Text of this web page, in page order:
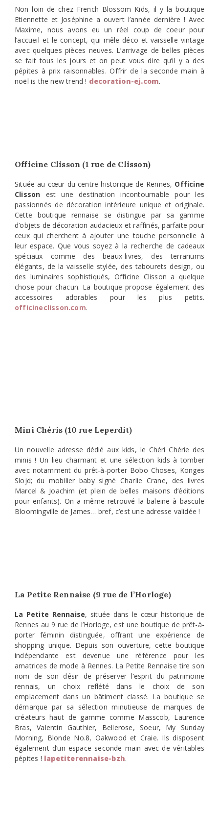
Non loin de chez French Blossom Kids, il y la boutique
Etiennette et Joséphine a ouvert l’année dernière ! Avec
Maxime, nous avons eu un réel coup de coeur pour
l’accueil et le concept, qui mêle déco et vaisselle vintage
avec quelques pièces neuves. L’arrivage de belles pièces
se fait tous les jours et on peut vous dire qu’il y a des
pépites à prix raisonnables. Offrir de la seconde main à
noël is the new trend ! decoration-ej.com.
Officine Clisson (1 rue de Clisson)
Située au cœur du centre historique de Rennes, Officine
Clisson est une destination incontournable pour les
passionnés de décoration intérieure unique et originale.
Cette boutique rennaise se distingue par sa gamme
d’objets de décoration audacieux et raffinés, parfaite pour
ceux qui cherchent à ajouter une touche personnelle à
leur espace. Que vous soyez à la recherche de cadeaux
spéciaux comme des beaux-livres, des terrariums
élégants, de la vaisselle stylée, des tabourets design, ou
des luminaires sophistiqués, Officine Clisson a quelque
chose pour chacun. La boutique propose également des
accessoires adorables pour les plus petits.
officineclisson.com.
Mini Chéris (10 rue Leperdit)
Un nouvelle adresse dédié aux kids, le Chéri Chérie des
minis ! Un lieu charmant et une sélection kids à tomber
avec notamment du prêt-à-porter Bobo Choses, Konges
Slojd; du mobilier baby signé Charlie Crane, des livres
Marcel & Joachim (et plein de belles maisons d’éditions
pour enfants). On a même retrouvé la baleine à bascule
Bloomingville de James… bref, c’est une adresse validée !
La Petite Rennaise (9 rue de l’Horloge)
La Petite Rennaise, située dans le cœur historique de
Rennes au 9 rue de l’Horloge, est une boutique de prêt-à-
porter féminin distinguée, offrant une expérience de
shopping unique. Depuis son ouverture, cette boutique
indépendante est devenue une référence pour les
amatrices de mode à Rennes. La Petite Rennaise tire son
nom de son désir de préserver l’esprit du patrimoine
rennais, un choix reflété dans le choix de son
emplacement dans un bâtiment classé. La boutique se
démarque par sa sélection minutieuse de marques de
créateurs haut de gamme comme Masscob, Laurence
Bras, Valentin Gauthier, Bellerose, Soeur, My Sunday
Morning, Blonde No.8, Oakwood et Craie. Ils disposent
également d’un espace seconde main avec de véritables
pépites ! lapetiterennaise-bzh.